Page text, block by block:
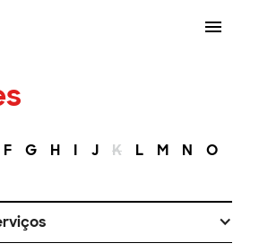
F G H I J K L M N O